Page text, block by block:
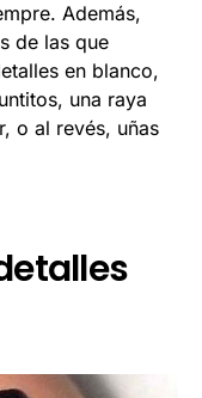
Además,
de las que
en blanco,
una raya
o al revés, uñas